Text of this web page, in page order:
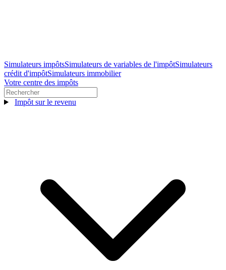
Simulateurs impôtsSimulateurs de variables de l'impôtSimulateurs
crédit d'impôtSimulateurs immobilier
Votre centre des impôts
Impôt sur le revenu